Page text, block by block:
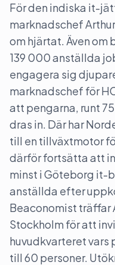
För den indiska it-
marknadschef
om hjärtat. Även om
139 000 anställda
engagera sig
marknadschef för
att pengarna, runt
dras in. Där har
till en tillväxtmotor
därför fortsätta att
minst i Göteborg it-
anställda efter
Beaconomist träffar
Stockholm för att
huvudkvarteret
till 60 personer.